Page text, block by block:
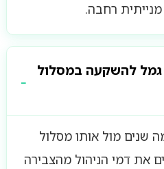
רחבה.
גמל להשקעה במסלול
שנים מול אותו מסלול
את דמי הניהול מהצבירה